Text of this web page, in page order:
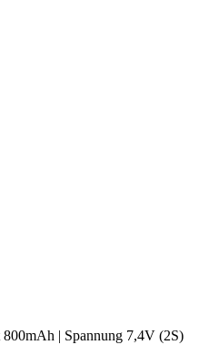
| Spannung 7,4V (2S)